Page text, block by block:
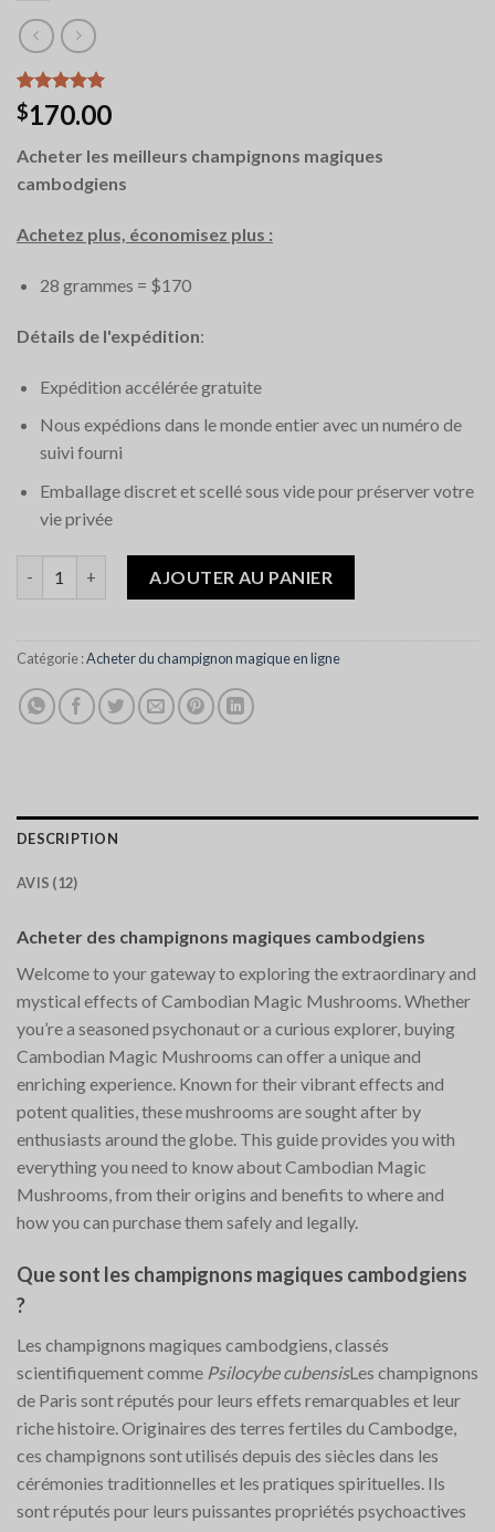
Noté5.00
sur 5 basé
12
notations
client
$170.00
Acheter les meilleurs champignons magiques
cambodgiens
Achetez plus, économisez plus :
28 grammes = $170
Détails de l'expédition:
Expédition accélérée gratuite
Nous expédions dans le monde entier avec un numéro de
suivi fourni
Emballage discret et scellé sous vide pour préserver votre
vie privée
AJOUTER AU PANIER
Catégorie :Acheter du champignon magique en ligne
DESCRIPTION
AVIS (12)
Acheter des champignons magiques cambodgiens
Welcome to your gateway to exploring the extraordinary and
mystical effects of Cambodian Magic Mushrooms. Whether
you’re a seasoned psychonaut or a curious explorer, buying
Cambodian Magic Mushrooms can offer a unique and
enriching experience. Known for their vibrant effects and
potent qualities, these mushrooms are sought after by
enthusiasts around the globe. This guide provides you with
everything you need to know about Cambodian Magic
Mushrooms, from their origins and benefits to where and
how you can purchase them safely and legally.
Que sont les champignons magiques cambodgiens
?
Les champignons magiques cambodgiens, classés
scientifiquement comme Psilocybe cubensisLes champignons
de Paris sont réputés pour leurs effets remarquables et leur
riche histoire. Originaires des terres fertiles du Cambodge,
ces champignons sont utilisés depuis des siècles dans les
cérémonies traditionnelles et les pratiques spirituelles. Ils
sont réputés pour leurs puissantes propriétés psychoactives